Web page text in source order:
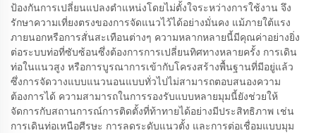
ป้องกันการเปลี่ยนแปลงตำแหน่งโดยไม่ตั้งใจระหว่างการใช้งาน จึง
รักษาความเที่ยงตรงของการจัดแนวไว้ได้อย่างมั่นคง แม้ภายใต้แรง
ภายนอกหรือการสั่นสะเทือนต่างๆ ความหลากหลายนี้มีคุณค่าอย่างยิ่ง
ต่อระบบท่อที่ซับซ้อนซึ่งต้องการการเปลี่ยนทิศทางหลายครั้ง การเดิน
ท่อในแนวสูง หรือการบูรณาการเข้ากับโครงสร้างพื้นฐานที่มีอยู่แล้ว
ซึ่งการจัดวางแบบแนวนอนแบบทั่วไปไม่สามารถตอบสนองความ
ต้องการได้ ความสามารถในการรองรับแบบหลายมุมนี้ยังช่วยให้
จัดการกับสถานการณ์การติดตั้งที่ท้าทายได้อย่างมีประสิทธิภาพ เช่น
การเดินท่อเหนือศีรษะ การลดระดับแนวตั้ง และการต่อเชื่อมแบบมุม